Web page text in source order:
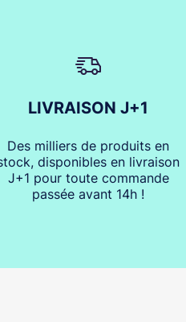
LIVRAISON J+1
Des milliers de produits en
disponibles en livraison
J+1 pour toute commande
passée avant 14h !